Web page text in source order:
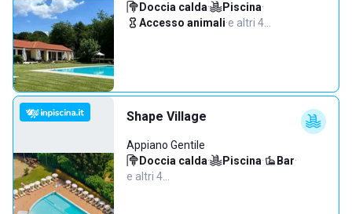
Doccia calda· Piscina·
Accesso animali·e altri 4…
Shape Village
Appiano Gentile
Doccia calda· Piscina· Bar·
e altri 4…